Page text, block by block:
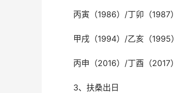
丙寅（1986）/丁卯（1987）
甲戌（1994）/乙亥（1995）
丙申（2016）/丁酉（2017）
3、扶桑出日